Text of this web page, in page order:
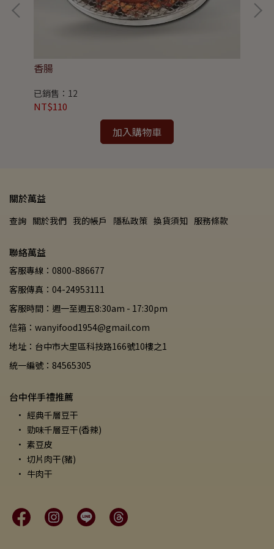
香腸
已銷售：12
NT$110
加入購物車
關於萬益
查詢 關於我們 我的帳戶 隱私政策 換貨須知 服務條款
聯絡萬益
客服專線：0800-886677
客服傳真：04-24953111
客服時間：週一至週五8:30am - 17:30pm
信箱：wanyifood1954@gmail.com
地址：台中市大里區科技路166號10樓之1
統一編號：84565305
台中伴手禮推薦
經典千層豆干
勁味千層豆干(香辣)
素豆皮
切片肉干(豬)
牛肉干